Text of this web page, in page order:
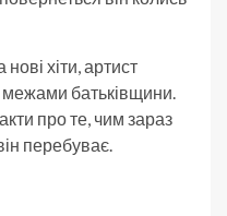
хіти, артист
батьківщини.
про те, чим зараз
перебуває.